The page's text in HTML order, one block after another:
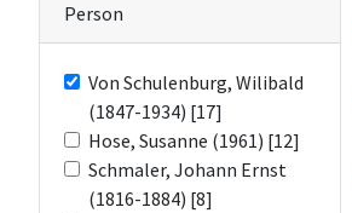
Person
Von Schulenburg, Wilibald
(1847-1934) [17]
Hose, Susanne (1961) [12]
Schmaler, Johann Ernst
(1816-1884) [8]